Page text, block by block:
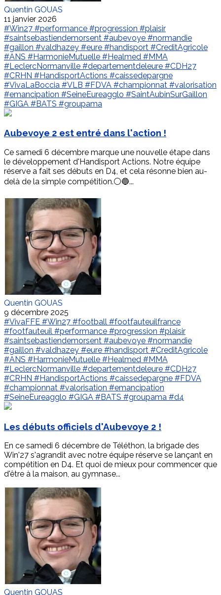
Quentin GOUAS
11 janvier 2026
#Win27 #performance #progression #plaisir
#saintsebastiendemorsent #aubevoye #normandie
#gaillon #valdhazey #eure #handisport #CreditAgricole
#ANS #HarmonieMutuelle #Healmed #MMA
#LeclercNormanville #departementdeleure #CDH27
#CRHN #HandisportActions #caissedepargne
#VivaLaBoccia #VLB #FDVA #championnat #valorisation
#emancipation #SeineEureagglo #SaintAubinSurGaillon
#GIGA #BATS #groupama
Aubevoye 2 est entré dans l'action !
Ce samedi 6 décembre marque une nouvelle étape dans
le développement d'Handisport Actions. Notre équipe
réserve a fait ses débuts en D4, et cela résonne bien au-
delà de la simple compétition.⚪️🔵...
Quentin GOUAS
9 décembre 2025
#VivaFFE #Win27 #football #footfauteuilfrance
#footfauteuil #performance #progression #plaisir
#saintsebastiendemorsent #aubevoye #normandie
#gaillon #valdhazey #eure #handisport #CreditAgricole
#ANS #HarmonieMutuelle #Healmed #MMA
#LeclercNormanville #departementdeleure #CDH27
#CRHN #HandisportActions #caissedepargne #FDVA
#championnat #valorisation #emancipation
#SeineEureagglo #GIGA #BATS #groupama #d4
Les débuts officiels d'Aubevoye 2 !
En ce samedi 6 décembre de Téléthon, la brigade des
Win'27 s'agrandit avec notre équipe réserve se lançant en
compétition en D4. Et quoi de mieux pour commencer que
d'être à la maison, au gymnase...
Quentin GOUAS